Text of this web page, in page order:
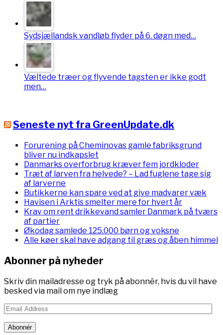
Sydsjællandsk vandløb flyder på 6. døgn med…
Væltede træer og flyvende tagsten er ikke godt
men…
Seneste nyt fra GreenUpdate.dk
Forurening på Cheminovas gamle fabriksgrund
bliver nu indkapslet
Danmarks overforbrug kræver fem jordkloder
Træt af larven fra helvede? – Lad fuglene tage sig
af larverne
Butikkerne kan spare ved at give madvarer væk
Havisen i Arktis smelter mere for hvert år
Krav om rent drikkevand samler Danmark på tværs
af partier
Økodag samlede 125.000 børn og voksne
Alle køer skal have adgang til græs og åben himmel
Abonner på nyheder
Skriv din mailadresse og tryk på abonnér, hvis du vil have
besked via mail om nye indlæg
Email
Abonnér